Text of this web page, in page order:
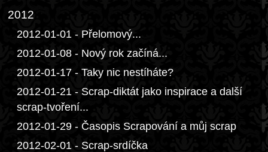
2012
2012-01-01 - Přelomový...
2012-01-08 - Nový rok začíná...
2012-01-17 - Taky nic nestíháte?
2012-01-21 - Scrap-diktát jako inspirace a další
scrap-tvoření...
2012-01-29 - Časopis Scrapování a můj scrap
2012-02-01 - Scrap-srdíčka